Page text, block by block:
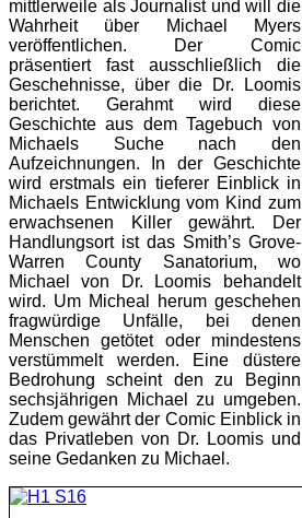
mittlerweile als Journalist und will die
Wahrheit über Michael Myers
veröffentlichen. Der Comic
präsentiert fast ausschließlich die
Geschehnisse, über die Dr. Loomis
berichtet. Gerahmt wird diese
Geschichte aus dem Tagebuch von
Michaels Suche nach den
Aufzeichnungen. In der Geschichte
wird erstmals ein tieferer Einblick in
Michaels Entwicklung vom Kind zum
erwachsenen Killer gewährt. Der
Handlungsort ist das Smith’s Grove-
Warren County Sanatorium, wo
Michael von Dr. Loomis behandelt
wird. Um Micheal herum geschehen
fragwürdige Unfälle, bei denen
Menschen getötet oder mindestens
verstümmelt werden. Eine düstere
Bedrohung scheint den zu Beginn
sechsjährigen Michael zu umgeben.
Zudem gewährt der Comic Einblick in
das Privatleben von Dr. Loomis und
seine Gedanken zu Michael.